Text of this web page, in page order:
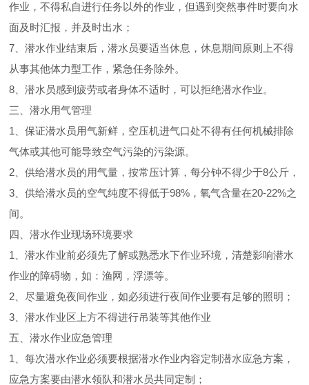
作业，不得私自进行任务以外的作业，但遇到突然事件时要向水
面及时汇报，并及时出水；
7、潜水作业结束后，潜水员要适当休息，休息期间原则上不得
从事其他体力型工作，紧急任务除外。
8、潜水员感到疲劳或者身体不适时，可以拒绝潜水作业。
三、潜水用气管理
1、保证潜水员用气新鲜，空压机进气口处不得有任何机械排除
气体或其他可能导致空气污染的污染源。
2、供给潜水员的用气量，按常压计算，每分钟不得少于8公斤，
3、供给潜水员的空气纯度不得低于98%，氧气含量在20-22%之
间。
四、潜水作业现场环境要求
1、潜水作业前必须先了解或熟悉水下作业环境，清楚影响潜水
作业的障碍物，如：渔网，浮漂等。
2、尽量避免夜间作业，如必须进行夜间作业要有足够的照明；
3、潜水作业区上方不得进行吊装等其他作业
五、潜水作业应急管理
1、每次潜水作业必须要根据潜水作业内容定制潜水应急方案，
应急方案要由潜水领队和潜水员共同定制；